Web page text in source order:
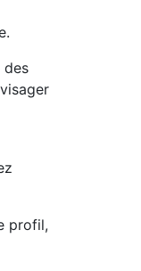
des
profil,